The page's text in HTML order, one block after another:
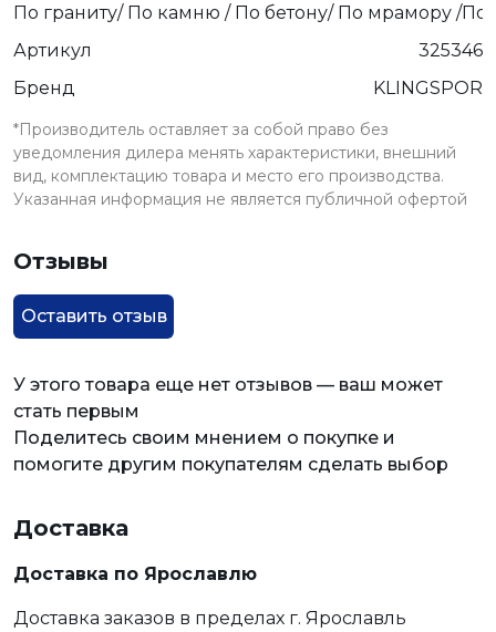
По граниту/ По камню / По бетону/ По мрамору /По
Артикул
325346
Бренд
KLINGSPOR
*Производитель оставляет за собой право без
уведомления дилера менять характеристики, внешний
вид, комплектацию товара и место его производства.
Указанная информация не является публичной офертой
Отзывы
Оставить отзыв
У этого товара еще нет отзывов — ваш может
стать первым
Поделитесь своим мнением о покупке и
помогите другим покупателям сделать выбор
Доставка
Доставка по Ярославлю
Доставка заказов в пределах г. Ярославль